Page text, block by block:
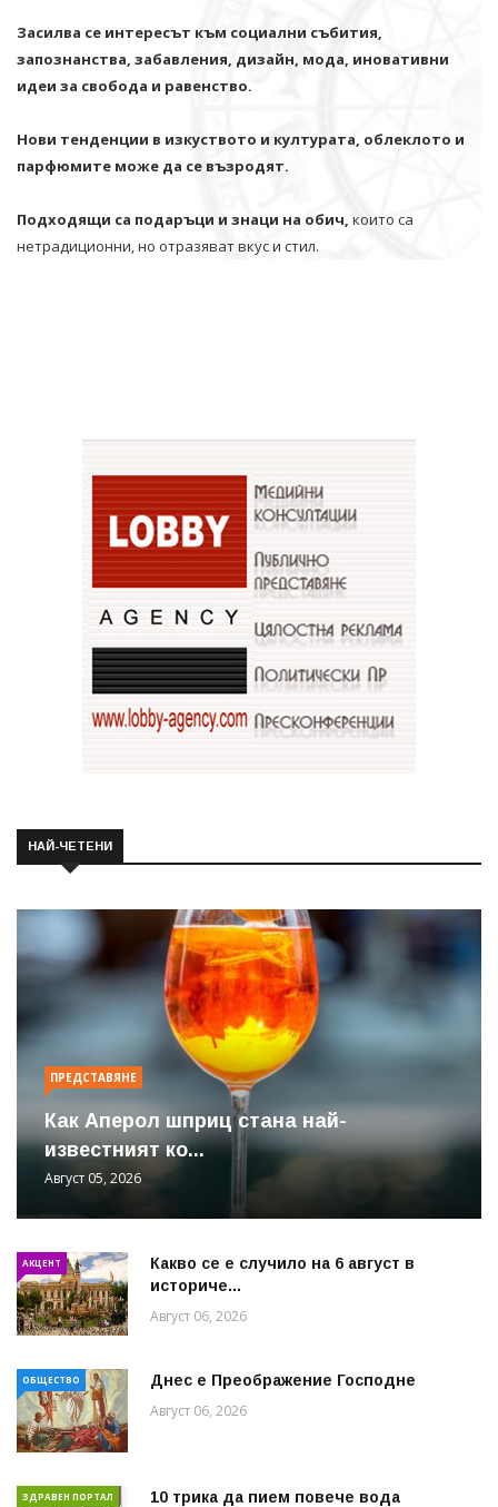
Засилва се интересът към социални събития,
запознанства, забавления, дизайн, мода, иновативни
идеи за свобода и равенство.
Нови тенденции в изкуството и културата, облеклото и
парфюмите може да се възродят.
Подходящи са подаръци и знаци на обич, които са
нетрадиционни, но отразяват вкус и стил.
НАЙ-ЧЕТЕНИ
ПРЕДСТАВЯНЕ
Как Аперол шприц стана най-
известният ко...
Август 05, 2026
АКЦЕНТ
Какво се е случило на 6 август в
историче...
Август 06, 2026
ОБЩЕСТВО Днес е Преображение Господне
Август 06, 2026
ЗДРАВЕН ПОРТАЛ 10 трика да пием повече вода